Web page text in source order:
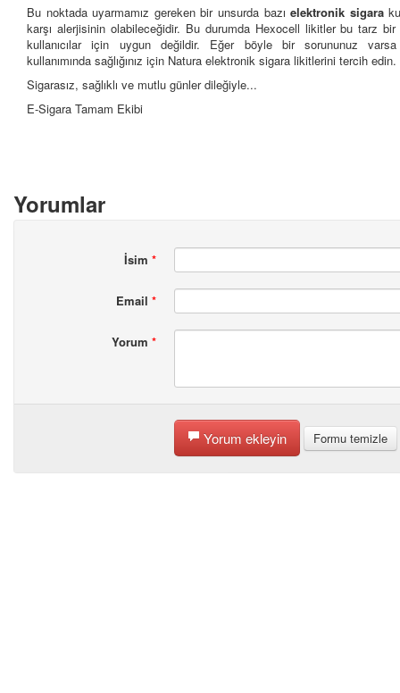
Bu noktada uyarmamız gereken bir unsurda bazıelektronik sigara
karşı alerjisinin olabileceğidir. Bu durumda Hexocell likitler bu tarz bir
kullanıcılar için uygun değildir. Eğer böyle bir sorununuz
kullanımında sağlığınız için Natura elektronik sigara likitlerini tercih edin.
Sigarasız, sağlıklı ve mutlu günler dileğiyle...
E-Sigara Tamam Ekibi
Yorumlar
İsim *
Email *
Yorum *
Yorum ekleyin Formu temizle